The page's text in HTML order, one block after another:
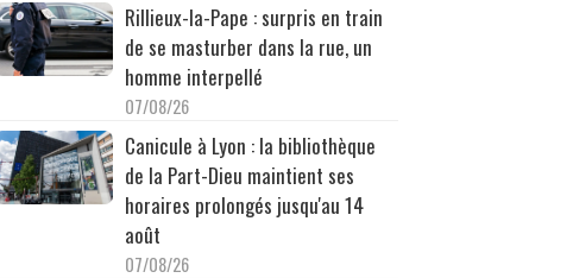
Rillieux-la-Pape : surpris en train
de se masturber dans la rue, un
homme interpellé
07/08/26
Canicule à Lyon : la bibliothèque
de la Part-Dieu maintient ses
horaires prolongés jusqu'au 14
août
07/08/26